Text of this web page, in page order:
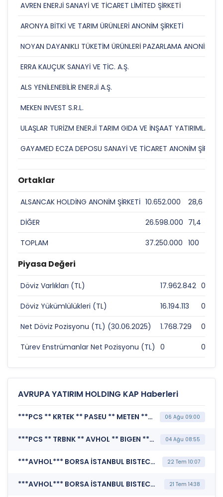
AVREN ENERJİ SANAYİ VE TİCARET LİMİTED ŞİRKETİ
ARONYA BİTKİ VE TARIM ÜRÜNLERİ ANONİM ŞİRKETİ
NOYAN DAYANIKLI TÜKETİM ÜRÜNLERİ PAZARLAMA ANONİM
ERRA KAUÇUK SANAYİ VE TİC. A.Ş.
ALS YENİLENEBİLİR ENERJİ A.Ş.
MEKEN INVEST S.R.L.
ULAŞLAR TURİZM ENERJİ TARIM GIDA VE İNŞAAT YATIRIMLARI
GAYAMED ECZA DEPOSU SANAYİ VE TİCARET ANONİM ŞİRKETİ
Ortaklar
ALSANCAK HOLDİNG ANONİM ŞİRKETİ 10.652.000 28,6
DİĞER 26.598.000 71,4
TOPLAM 37.250.000 100
Piyasa Değeri
Döviz Varlıkları (TL) 17.962.842 0
Döviz Yükümlülükleri (TL) 16.194.113 0
Net Döviz Pozisyonu (TL) (30.06.2025) 1.768.729 0
Türev Enstrümanlar Net Pozisyonu (TL) 0 0
AVRUPA YATIRIM HOLDING KAP Haberleri
***PCS ** KRTEK ** PASEU ** METEN ** EBEBK ** TKFEN ** AVHOL ** KTLEV ** PHE ** SEKFK ** PKZ*** KAMUYU AYDINLATMA PLATFORMU (Kamuyu Aydınlatma Platformu Duyurusu) 06 Ağu 09:00
***PCS ** TRBNK ** AVHOL ** BIGEN ** FORMT ** KRTEK ** PASEU ** PRY ** TAE ** KATMR ** KTLEV ** BRKSN ** PKZ*** KAMUYU AYDINLATMA PLATFORMU (Kamuyu Aydınlatma Platformu Duyurusu) 04 Ağu 08:55
***AVHOL*** BORSA İSTANBUL BISTECH DEVRE KESİCİ UYGULAMASI (Pay Bazında Devre Kesici Bildirimi) 22 Tem 10:07
***AVHOL*** BORSA İSTANBUL BISTECH DEVRE KESİCİ UYGULAMASI (Pay Bazında Devre Kesici Bildirimi) 21 Tem 14:38